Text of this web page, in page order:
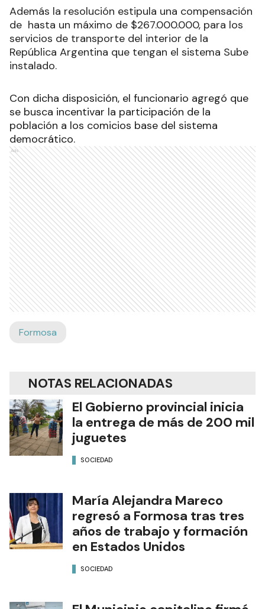
Además la resolución estipula una compensación
de hasta un máximo de $267.000.000, para los
servicios de transporte del interior de la
República Argentina que tengan el sistema Sube
instalado.
Con dicha disposición, el funcionario agregó que
se busca incentivar la participación de la
población a los comicios base del sistema
democrático.
Ads
Formosa
NOTAS RELACIONADAS
El Gobierno provincial inicia
la entrega de más de 200 mil
juguetes
SOCIEDAD
María Alejandra Mareco
regresó a Formosa tras tres
años de trabajo y formación
en Estados Unidos
SOCIEDAD